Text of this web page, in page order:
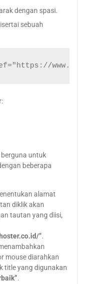
dengan spasi.
sebuah
untuk
beberapa
alamat
diklik akan
tautan yang diisi,
”.
mouse diarahkan
title yang digunakan
.